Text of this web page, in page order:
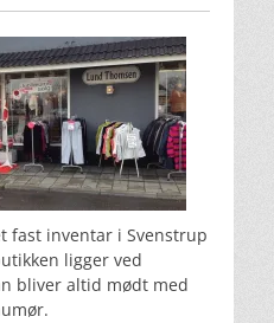
fast inventar i Svenstrup
ligger ved
bliver altid mødt med